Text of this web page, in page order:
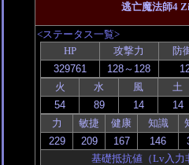
逃亡魔法師4
<ステータス一覧>
HP
攻撃力 防
火 水 風 土
力 敏捷 健康 知識
基礎抵抗値（Lv入力